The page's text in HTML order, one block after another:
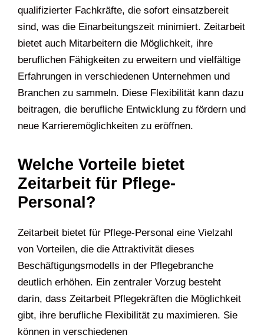
qualifizierter Fachkräfte, die sofort einsatzbereit
sind, was die Einarbeitungszeit minimiert. Zeitarbeit
bietet auch Mitarbeitern die Möglichkeit, ihre
beruflichen Fähigkeiten zu erweitern und vielfältige
Erfahrungen in verschiedenen Unternehmen und
Branchen zu sammeln. Diese Flexibilität kann dazu
beitragen, die berufliche Entwicklung zu fördern und
neue Karrieremöglichkeiten zu eröffnen.
Welche Vorteile bietet
Zeitarbeit für Pflege-
Personal?
Zeitarbeit bietet für Pflege-Personal eine Vielzahl
von Vorteilen, die die Attraktivität dieses
Beschäftigungsmodells in der Pflegebranche
deutlich erhöhen. Ein zentraler Vorzug besteht
darin, dass Zeitarbeit Pflegekräften die Möglichkeit
gibt, ihre berufliche Flexibilität zu maximieren. Sie
können in verschiedenen